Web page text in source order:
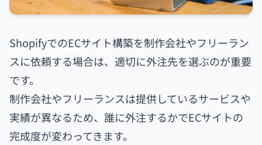
ShopifyでのECサイト構築を制作会社やフリーラン
スに依頼する場合は、適切に外注先を選ぶのが重要
です。
制作会社やフリーランスは提供しているサービスや
実績が異なるため、誰に外注するかでECサイトの
完成度が変わってきます。